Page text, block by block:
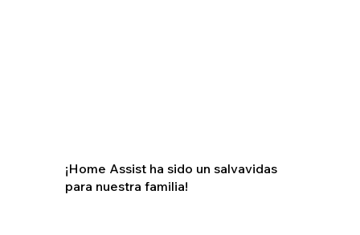
¡Home Assist ha sido un salvavidas
para nuestra familia!